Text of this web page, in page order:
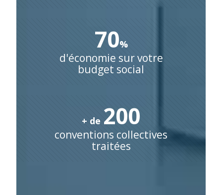
70%
d'économie sur votre
budget social
+ de 200
conventions collectives
traitées